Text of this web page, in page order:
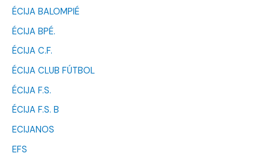
ÉCIJA BALOMPIÉ
ÉCIJA BPÉ.
ÉCIJA C.F.
ÉCIJA CLUB FÚTBOL
ÉCIJA F.S.
ÉCIJA F.S. B
ECIJANOS
EFS